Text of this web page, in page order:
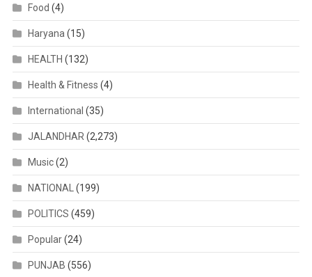
Food (4)
Haryana(15)
HEALTH (132)
Health & Fitness (4)
International (35)
JALANDHAR(2,273)
Music(2)
NATIONAL(199)
POLITICS (459)
Popular(24)
PUNJAB (556)